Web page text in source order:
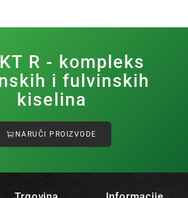
R - kompleks
i fulvinskih
kiselina
NARUČI PROIZVODE